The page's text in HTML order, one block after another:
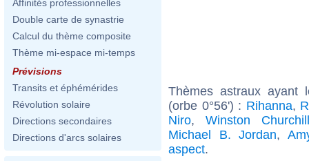
Affinités professionnelles
Double carte de synastrie
Calcul du thème composite
Thème mi-espace mi-temps
Prévisions
Transits et éphémérides
Révolution solaire
Directions secondaires
Directions d'arcs solaires
Thèmes astraux ayant
(orbe 0°56') : Rihanna,
Niro, Winston Churchill
Michael B. Jordan,
aspect.